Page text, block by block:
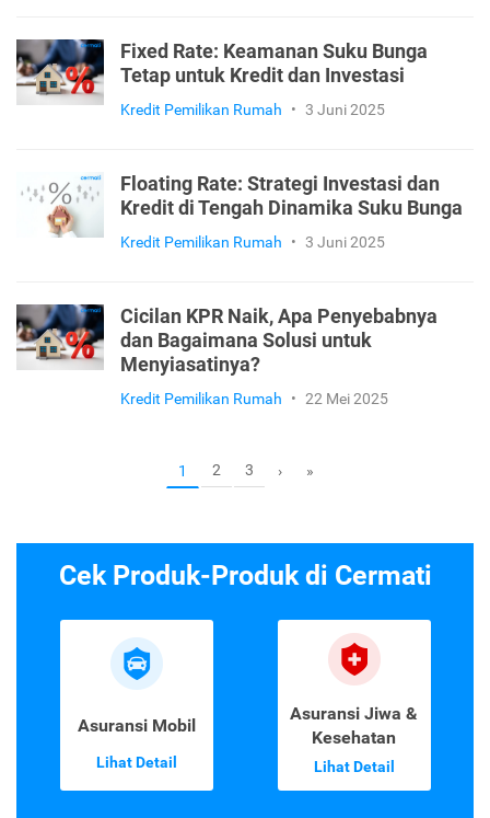
Fixed Rate: Keamanan Suku Bunga
Tetap untuk Kredit dan Investasi
Kredit Pemilikan Rumah • 3 Juni 2025
Floating Rate: Strategi Investasi dan
Kredit di Tengah Dinamika Suku Bunga
Kredit Pemilikan Rumah • 3 Juni 2025
Cicilan KPR Naik, Apa Penyebabnya
dan Bagaimana Solusi untuk
Menyiasatinya?
Kredit Pemilikan Rumah • 22 Mei 2025
1 2 3 › »
Cek Produk-Produk di Cermati
Asuransi Mobil
Lihat Detail
Asuransi Jiwa &
Kesehatan
Lihat Detail